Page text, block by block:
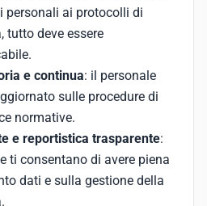
personali ai protocolli di
tutto deve essere
e continua: il personale
sulle procedure di
normative.
e reportistica trasparente:
ti consentano di avere piena
dati e sulla gestione della